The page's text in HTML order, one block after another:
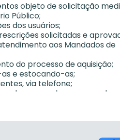
objeto de solicitação
Público;
dos usuários;
solicitadas e
aos Mandados de
do processo de aquisição;
e estocando-as;
via telefone;
com cada processo de
controle adequado da saída
para controle de